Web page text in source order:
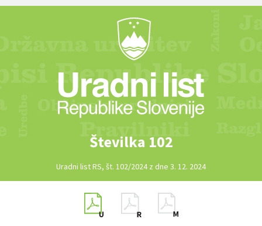
Številka 102
Uradni list RS, št. 102/2024 z dne 3. 12. 2024